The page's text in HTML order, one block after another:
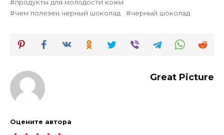
продукты для молодости кожи
чем полезен черный шоколад
черный шоколад
Great Picture
Оцените автора